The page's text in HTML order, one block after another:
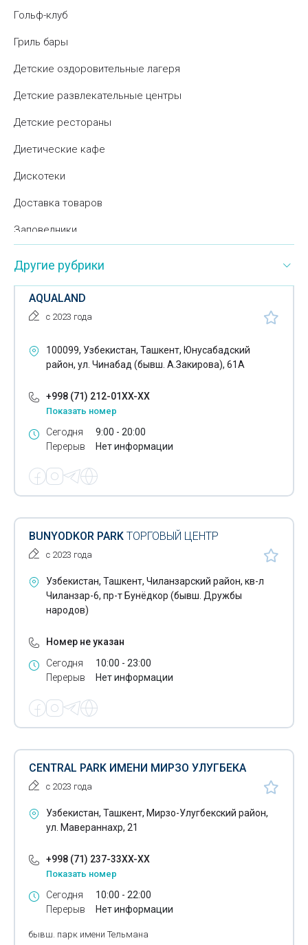
Гольф-клуб
Гриль бары
Детские оздоровительные лагеря
Детские развлекательные центры
Детские рестораны
Диетические кафе
Дискотеки
Доставка товаров
Заповедники
Зоны отдыха
Зоологические сады
Игровые детские комплексы
Игровые компьютерные залы
Йога
Кальян бары
Канатные дороги
Караоке-бары
Картодромы
Кафе
Кафетерии
Кейтеринг
Кинотеатры
Кондитерские
Концертные залы
Кофейни
Кухни народов мира
Ледовые катки
Массаж
Отдых в горах
Отдых в Чимгане
Другие рубрики
AQUALAND
с 2023 года
100099, Узбекистан, Ташкент, Юнусабадский
район, ул. Чинабад (бывш. А.Закирова), 61А
+998 (71) 212-01XX-XX
Показать номер
Сегодня
Перерыв
9:00 - 20:00
Нет информации
BUNYODKOR PARK ТОРГОВЫЙ ЦЕНТР
с 2023 года
Узбекистан, Ташкент, Чиланзарский район, кв-л
Чиланзар-6, пр-т Бунёдкор (бывш. Дружбы
народов)
Номер не указан
Сегодня
Перерыв
10:00 - 23:00
Нет информации
CENTRAL PARK ИМЕНИ МИРЗО УЛУГБЕКА
с 2023 года
Узбекистан, Ташкент, Мирзо-Улугбекский район,
ул. Мавераннахр, 21
+998 (71) 237-33XX-XX
Показать номер
Сегодня
Перерыв
10:00 - 22:00
Нет информации
бывш. парк имени Тельмана